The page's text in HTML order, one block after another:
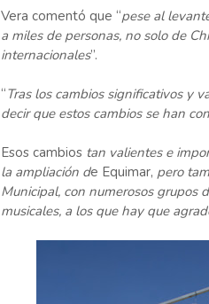
Vera comentó que “pese al
a miles de personas, no solo de
internacionales”.
“Tras los cambios significativos y
decir que estos cambios se han
Esos cambios tan valientes e
la ampliación de Equimar, pero
Municipal, con numerosos grupos
musicales, a los que hay que